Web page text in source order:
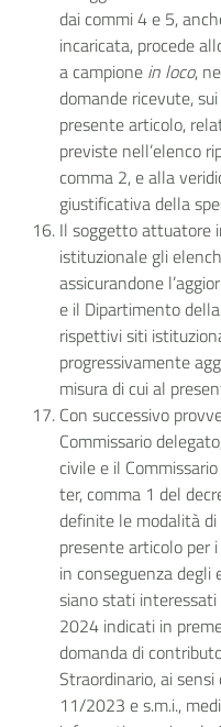
dai commi 4 e 5,
incaricata, procede
a campione in loco,
domande ricevute,
presente articolo,
previste nell’elenco
comma 2, e alla
giustificativa della
Il soggetto attuatore
istituzionale gli
assicurandone
e il Dipartimento
rispettivi siti
progressivamente
misura di cui al
Con successivo
Commissario
civile e il
ter, comma 1 del
definite le modalità di
presente articolo per
in conseguenza
siano stati
2024 indicati in
domanda di
Straordinario, ai
11/2023 e s.m.i.,